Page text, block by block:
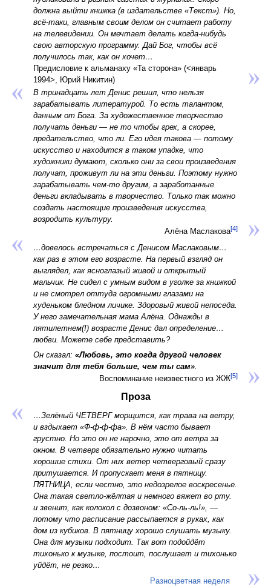
должна выйти книжка (в издательстве «Текст»). Но,
всё-таки, главным своим делом он считает работу
на телевидении. Он мечтает делать когда-нибудь
свою авторскую программу. Дай Бог, чтобы всё
получилось так, как он хочет…
Предисловие к альманаху «Та сторона» (<январь
1994>, Юрий Никитин)
В тринадцать лет Денис решил, что нельзя
зарабатывать литературой. То есть талантом,
данным от Бога. За художественное творчество
получать деньги — не то чтобы грех, а скорее,
предательство, что ли. Его идея такова — потому
искусство и находится в таком упадке, что
художники думают, сколько они за свои произведения
получат, проживут ли на эти деньги. Поэтому нужно
зарабатывать чем-то другим, а заработанные
деньги вкладывать в творчество. Только так можно
создать настоящие произведения искусства,
возродить культуру.
Алёна Маслакова[4]
…довелось встречаться с Денисом Маслаковым…
как раз в этом его возрасте. На первый взгляд он
выглядел, как ясноглазый живой и открытый
мальчик. Не сидел с умным видом в уголке за книжкой
и не смотрел оттуда огромными глазами на
худеньком бледном личике. Здоровый живой непоседа.
У него замечательная мама Алёна. Однажды в
пятилетнем(!) возрасте Денис дал определение…
любви. Можете себе представить?
Он сказал: «Любовь, это когда другой человек
значит для тебя больше, чем ты сам».
Воспоминание неизвестного из ЖЖ[5]
Проза
…Зелёный ЧЕТВЕРГ морщится, как трава на ветру,
и вздыхает «Ф-ф-ф-фа». В нём часто бывает
грустно. Но это он не нарочно, это от ветра за
окном. В четверг обязательно нужно читать
хорошие стихи. От них ветер четверговый сразу
притушается. И пропускает меня в пятницу.
ПЯТНИЦА, если честно, это недозрелое воскресенье.
Она такая светло-жёлтая и немного вяжет во рту.
и звенит, как колокол с дозвоном: «Со-ль-ль!», —
потому что расписание рассыпается в руках, как
дом из кубиков. В пятницу хорошо слушать музыку.
Она для музыки подходит. Так вот подойдёт
тихонько к музыке, постоит, послушает и тихонько
уйдёт, не резко…
Разноцветная неделя